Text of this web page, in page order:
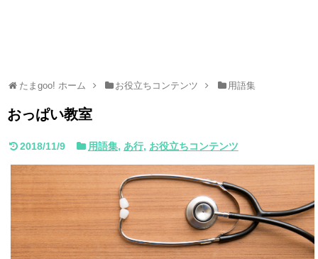
たまgoo! ホーム お役立ちコンテンツ 用語集
おっぱい教室
2018/11/9 用語集, あ行, お役立ちコンテンツ